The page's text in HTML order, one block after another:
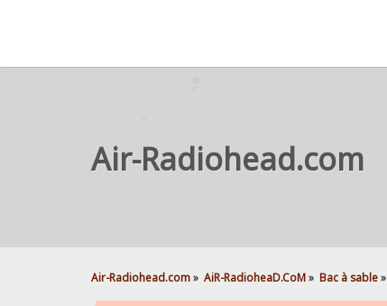
Air-Radiohead.com
Air-Radiohead.com» AiR-RadioheaD.CoM» Bac à sable»